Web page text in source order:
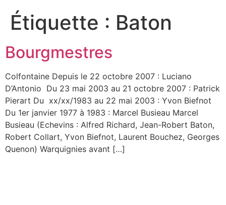
Étiquette : Baton
Bourgmestres
Colfontaine Depuis le 22 octobre 2007 : Luciano
D’Antonio Du 23 mai 2003 au 21 octobre 2007 : Patrick
Pierart Du xx/xx/1983 au 22 mai 2003 : Yvon Biefnot
Du 1er janvier 1977 à 1983 : Marcel Busieau Marcel
Busieau (Echevins : Alfred Richard, Jean-Robert Baton,
Robert Collart, Yvon Biefnot, Laurent Bouchez, Georges
Quenon) Warquignies avant […]